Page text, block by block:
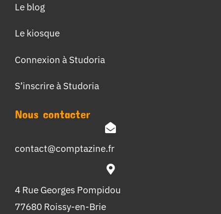
Le blog
Le kiosque
Connexion à Studoria
S’inscrire à Studoria
Nous contacter
contact@comptazine.fr
4 Rue Georges Pompidou
77680 Roissy-en-Brie